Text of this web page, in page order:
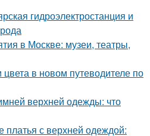
гидроэлектростанция и
в Москве: музеи, театры,
в новом путеводителе по
верхней одежды: что
платья с верхней одеждой: